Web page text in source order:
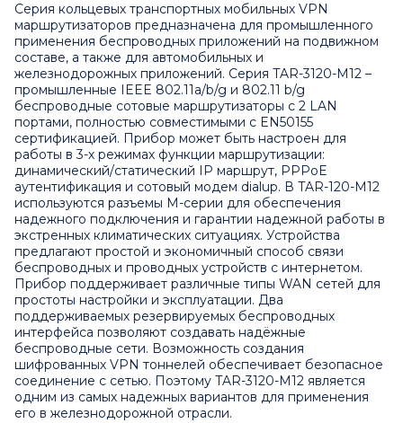
Серия кольцевых транспортных мобильных VPN
маршрутизаторов предназначена для промышленного
применения беспроводных приложений на подвижном
составе, а также для автомобильных и
железнодорожных приложений. Серия TAR-3120-M12 –
промышленные IEEE 802.11a/b/g и 802.11 b/g
беспроводные сотовые маршрутизаторы с 2 LAN
портами, полностью совместимыми с EN50155
сертификацией. Прибор может быть настроен для
работы в 3-х режимах функции маршрутизации:
динамический/статический IP маршрут, PPPoE
аутентификация и сотовый модем dialup. В TAR-120-M12
используются разъемы M-серии для обеспечения
надежного подключения и гарантии надежной работы в
экстренных климатических ситуациях. Устройства
предлагают простой и экономичный способ связи
беспроводных и проводных устройств с интернетом.
Прибор поддерживает различные типы WAN сетей для
простоты настройки и эксплуатации. Два
поддерживаемых резервируемых беспроводных
интерфейса позволяют создавать надёжные
беспроводные сети. Возможность создания
шифрованных VPN тоннелей обеспечивает безопасное
соединение с сетью. Поэтому TAR-3120-M12 является
одним из самых надежных вариантов для применения
его в железнодорожной отрасли.